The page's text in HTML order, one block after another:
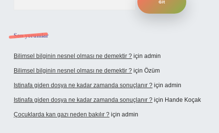
Son yorumlar
Bilimsel bilginin nesnel olması ne demektir ? için admin
Bilimsel bilginin nesnel olması ne demektir ? için Özüm
Istinafa giden dosya ne kadar zamanda sonuçlanır ? için admin
Istinafa giden dosya ne kadar zamanda sonuçlanır ? için Hande Koçak
Çocuklarda kan gazı neden bakılır ? için admin